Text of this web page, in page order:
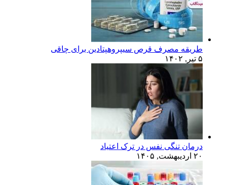
طریقه مصرف قرص سیپروهپتادین برای چاقی
۵ تیر, ۱۴۰۲
درمان تنگی نفس در ترک اعتیاد
۲۰ اردیبهشت, ۱۴۰۵